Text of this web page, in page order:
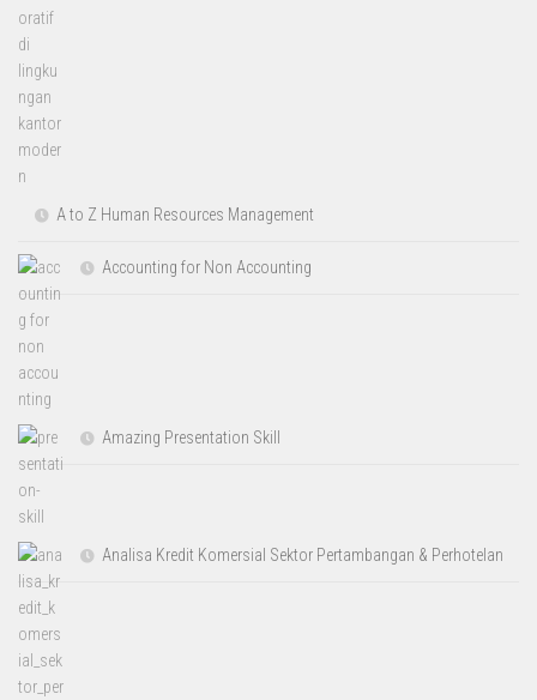
A to Z Human Resources Management
Accounting for Non Accounting
Amazing Presentation Skill
Analisa Kredit Komersial Sektor Pertambangan & Perhotelan